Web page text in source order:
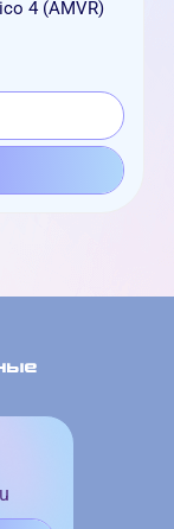
4 (AMVR)